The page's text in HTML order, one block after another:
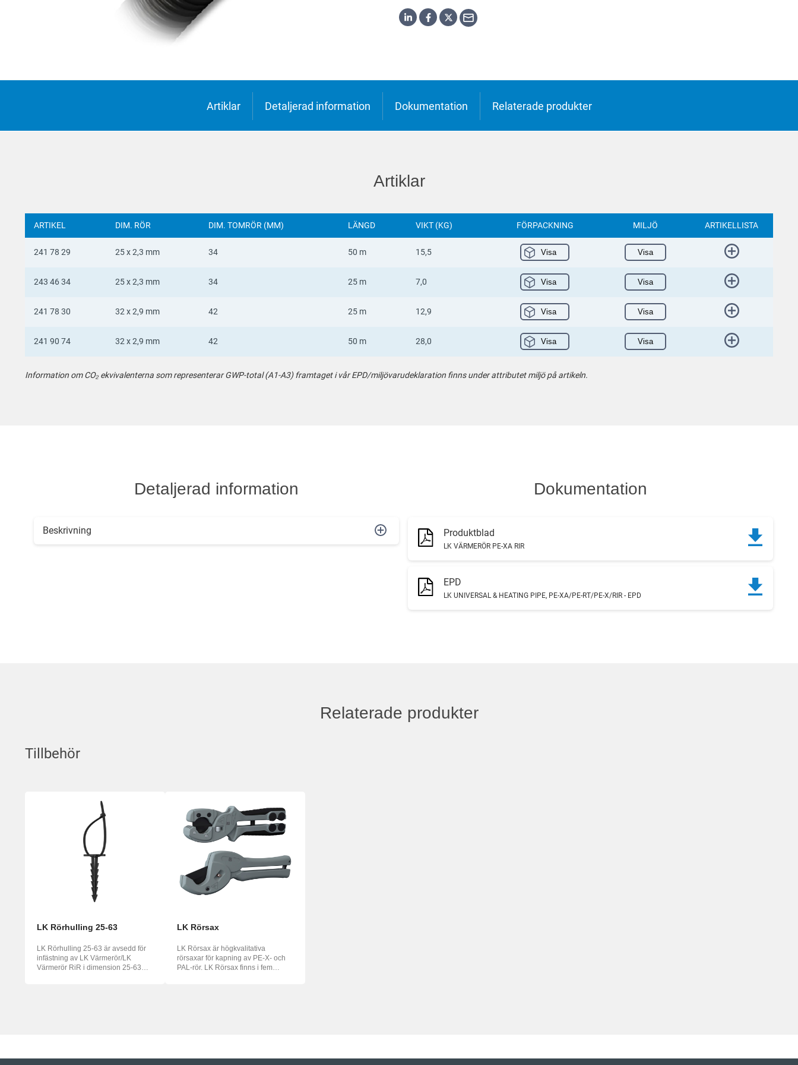
Artiklar Detaljerad information Dokumentation Relaterade produkter
Artiklar
ARTIKEL DIM. RÖR DIM. TOMRÖR (MM) LÄNGD VIKT (KG) FÖRPACKNING MILJÖ ARTIKELLISTA
241 78 29 25 x 2,3 mm 34 50 m 15,5 Visa Visa
243 46 34 25 x 2,3 mm 34 25 m 7,0 Visa Visa
241 78 30 32 x 2,9 mm 42 25 m 12,9 Visa Visa
241 90 74 32 x 2,9 mm 42 50 m 28,0 Visa Visa
Information om CO₂ ekvivalenterna som representerar GWP-total (A1-A3) framtaget i vår EPD/miljövarudeklaration finns under attributet miljö på artikeln.
Detaljerad information
Beskrivning
Dokumentation
Produktblad
LK VÄRMERÖR PE-XA RIR
EPD
LK UNIVERSAL & HEATING PIPE, PE-XA/PE-RT/PE-X/RIR - EPD
Relaterade produkter
Tillbehör
LK Rörhulling 25-63
LK Rörhulling 25-63 är avsedd för
infästning av LK Värmerör/LK
Värmerör RiR i dimension 25-63
LK Rörsax
LK Rörsax är högkvalitativa
rörsaxar för kapning av PE-X- och
PAL-rör. LK Rörsax finns i fem